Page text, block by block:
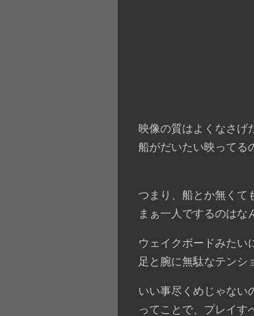
映像の質はよくなさげ
船がだいたい映ってる
つまり、船とか無くて
まぁ一人でするのはな
ウェイクボードみたい
足と腕に無駄なテンシ
いい事尽くめじゃない
ってことで、プレイす